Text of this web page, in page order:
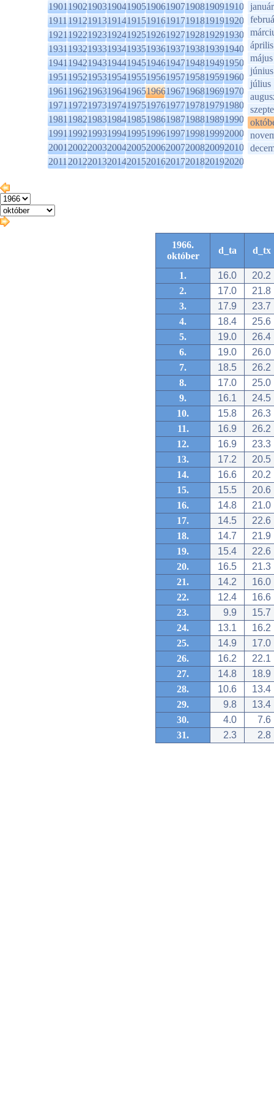
1901190219031904190519061907190819091910
1911191219131914191519161917191819191920
1921192219231924192519261927192819291930
1931193219331934193519361937193819391940
1941194219431944194519461947194819491950
1951195219531954195519561957195819591960
1961196219631964196519661967196819691970
1971197219731974197519761977197819791980
1981198219831984198519861987198819891990
1991199219931994199519961997199819992000
2001200220032004200520062007200820092010
2011201220132014201520162017201820192020
január
április
május
június
július
1966.
október
d_ta d_tx
1. 16.0
20.2
2.
17.0
21.8
3.
17.9
23.7
4.
18.4
25.6
5.
19.0
26.4
6.
19.0
26.0
7.
18.5
26.2
8.
17.0
25.0
9.
16.1
24.5
10.
15.8
26.3
11.
16.9
26.2
12.
16.9
23.3
13.
17.2
20.5
14.
16.6
20.2
15.
15.5
20.6
16.
14.8
21.0
17.
14.5
22.6
18.
14.7
21.9
19.
15.4
22.6
20.
16.5
21.3
21.
14.2
16.0
22.
12.4
16.6
23.
9.9
15.7
24.
13.1
16.2
25.
14.9
17.0
26.
16.2
22.1
27.
14.8
18.9
28.
10.6
13.4
29.
9.8
13.4
30.
4.0
7.6
31.
2.3 2.8